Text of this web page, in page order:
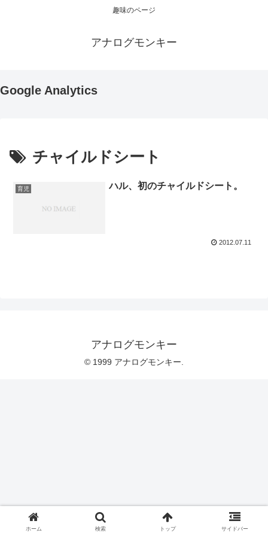
趣味のページ
アナログモンキー
Google Analytics
チャイルドシート
育児 ハル、初のチャイルドシート。
2012.07.11
アナログモンキー
© 1999 アナログモンキー.
ホーム 検索 トップ サイドバー